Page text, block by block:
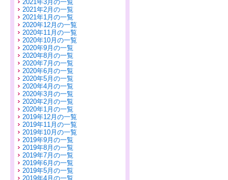
2021年3月の一覧
2021年2月の一覧
2021年1月の一覧
2020年12月の一覧
2020年11月の一覧
2020年10月の一覧
2020年9月の一覧
2020年8月の一覧
2020年7月の一覧
2020年6月の一覧
2020年5月の一覧
2020年4月の一覧
2020年3月の一覧
2020年2月の一覧
2020年1月の一覧
2019年12月の一覧
2019年11月の一覧
2019年10月の一覧
2019年9月の一覧
2019年8月の一覧
2019年7月の一覧
2019年6月の一覧
2019年5月の一覧
2019年4月の一覧